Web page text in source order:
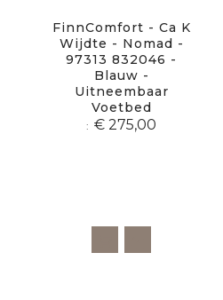
FinnComfort - Ca K
Wijdte - Nomad -
97313 832046 -
Blauw -
Uitneembaar
Voetbed
€ 275,00